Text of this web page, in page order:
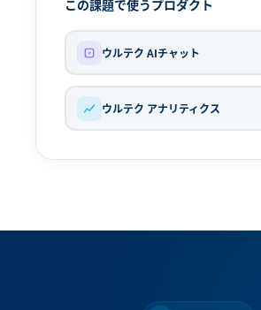
この課題で使うプロダクト
ウルテク AIチャット
ウルテク アナリティクス